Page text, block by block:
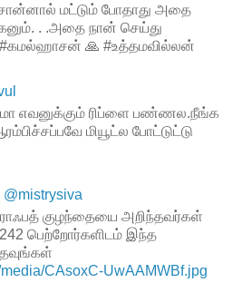
மட்டும் போதாது அதை
. .அதை நான் செய்து
🙏 #உத்தமவில்லன்
எவனுக்கும் ரிப்ளை பண்ணல.நீங்க
மியூட்ல போட்டுட்டு
@mistrysiva
குழந்தையை அறிந்தவர்கள்
பெற்றோர்களிடம் இந்த
CAsoxC-UwAAMWBf.jpg